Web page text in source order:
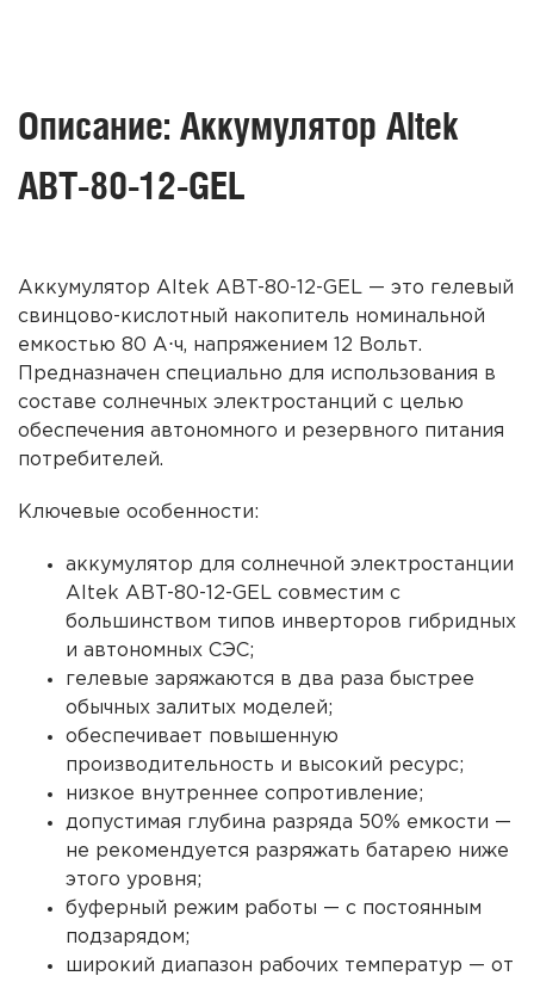
Описание: Аккумулятор Altek
ABT-80-12-GEL
Аккумулятор Altek ABT-80-12-GEL — это гелевый
свинцово-кислотный накопитель номинальной
емкостью 80 А⋅ч, напряжением 12 Вольт.
Предназначен специально для использования в
составе солнечных электростанций с целью
обеспечения автономного и резервного питания
потребителей.
Ключевые особенности:
аккумулятор для солнечной электростанции
Altek ABT-80-12-GEL совместим с
большинством типов инверторов гибридных
и автономных СЭС;
гелевые заряжаются в два раза быстрее
обычных залитых моделей;
обеспечивает повышенную
производительность и высокий ресурс;
низкое внутреннее сопротивление;
допустимая глубина разряда 50% емкости —
не рекомендуется разряжать батарею ниже
этого уровня;
буферный режим работы — с постоянным
подзарядом;
широкий диапазон рабочих температур — от